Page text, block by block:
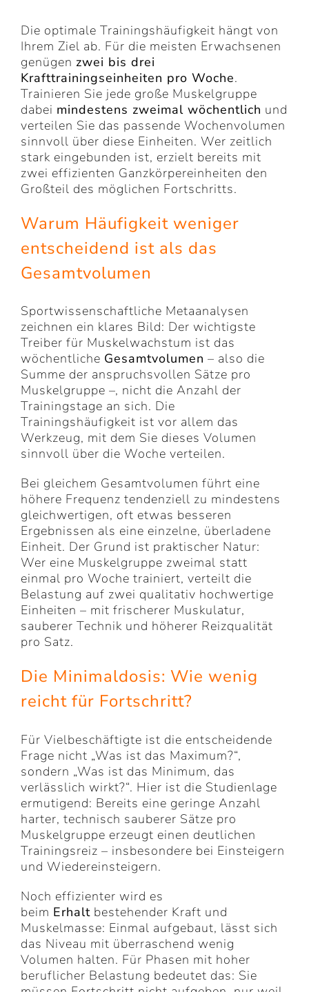
Die optimale Trainingshäufigkeit hängt von
Ihrem Ziel ab. Für die meisten Erwachsenen
genügen zwei bis drei
Krafttrainingseinheiten pro Woche.
Trainieren Sie jede große Muskelgruppe
dabei mindestens zweimal wöchentlich und
verteilen Sie das passende Wochenvolumen
sinnvoll über diese Einheiten. Wer zeitlich
stark eingebunden ist, erzielt bereits mit
zwei effizienten Ganzkörpereinheiten den
Großteil des möglichen Fortschritts.
Warum Häufigkeit weniger
entscheidend ist als das
Gesamtvolumen
Sportwissenschaftliche Metaanalysen
zeichnen ein klares Bild: Der wichtigste
Treiber für Muskelwachstum ist das
wöchentliche Gesamtvolumen – also die
Summe der anspruchsvollen Sätze pro
Muskelgruppe –, nicht die Anzahl der
Trainingstage an sich. Die
Trainingshäufigkeit ist vor allem das
Werkzeug, mit dem Sie dieses Volumen
sinnvoll über die Woche verteilen.
Bei gleichem Gesamtvolumen führt eine
höhere Frequenz tendenziell zu mindestens
gleichwertigen, oft etwas besseren
Ergebnissen als eine einzelne, überladene
Einheit. Der Grund ist praktischer Natur:
Wer eine Muskelgruppe zweimal statt
einmal pro Woche trainiert, verteilt die
Belastung auf zwei qualitativ hochwertige
Einheiten – mit frischerer Muskulatur,
sauberer Technik und höherer Reizqualität
pro Satz.
Die Minimaldosis: Wie wenig
reicht für Fortschritt?
Für Vielbeschäftigte ist die entscheidende
Frage nicht „Was ist das Maximum?“,
sondern „Was ist das Minimum, das
verlässlich wirkt?“. Hier ist die Studienlage
ermutigend: Bereits eine geringe Anzahl
harter, technisch sauberer Sätze pro
Muskelgruppe erzeugt einen deutlichen
Trainingsreiz – insbesondere bei Einsteigern
und Wiedereinsteigern.
Noch effizienter wird es
beim Erhalt bestehender Kraft und
Muskelmasse: Einmal aufgebaut, lässt sich
das Niveau mit überraschend wenig
Volumen halten. Für Phasen mit hoher
beruflicher Belastung bedeutet das: Sie